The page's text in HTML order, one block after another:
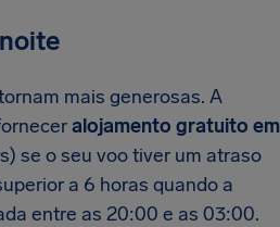
mais generosas. A
alojamento gratuito em
se o seu voo tiver um atraso
a 6 horas quando a
entre as 20:00 e as 03:00.